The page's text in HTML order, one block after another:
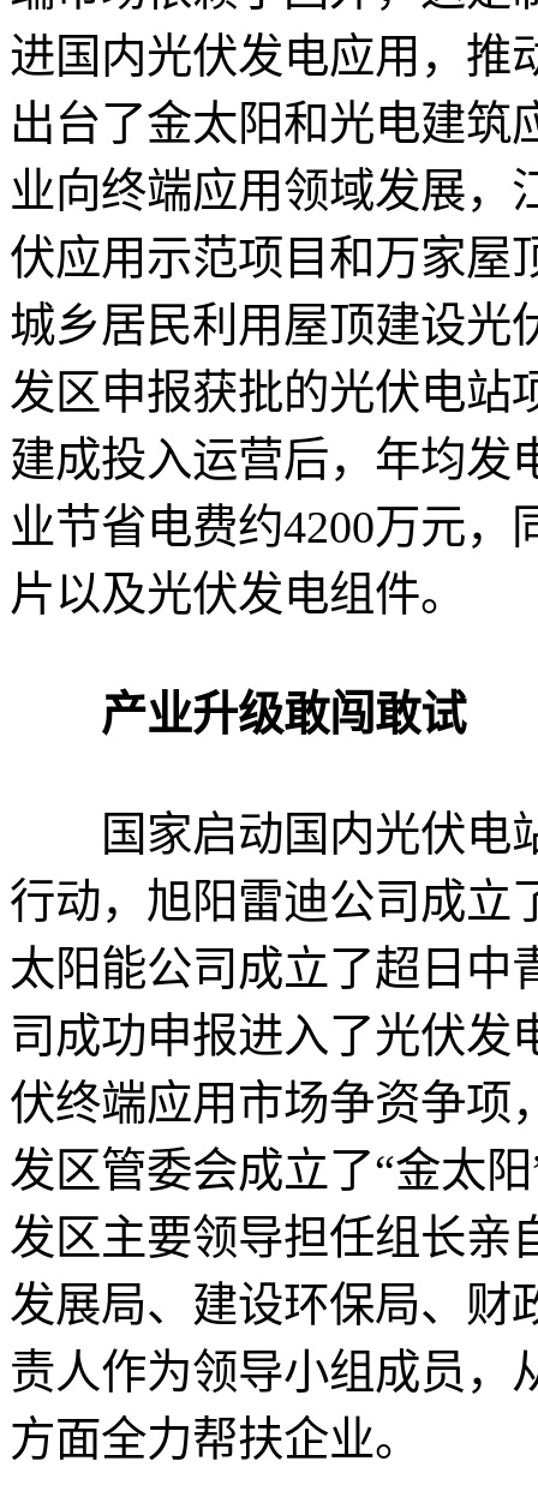
进国内光伏发电应用，推
出台了金太阳和光电建筑
业向终端应用领域发展，
伏应用示范项目和万家屋
城乡居民利用屋顶建设光
发区申报获批的光伏电站
建成投入运营后，年均发
业节省电费约4200万元
片以及光伏发电组件。
产业升级敢闯敢试
国家启动国内光伏电
行动，旭阳雷迪公司成立
太阳能公司成立了超日中
司成功申报进入了光伏发
伏终端应用市场争资争项
发区管委会成立了“金太
发区主要领导担任组长亲
发展局、建设环保局、财
责人作为领导小组成员，
方面全力帮扶企业。